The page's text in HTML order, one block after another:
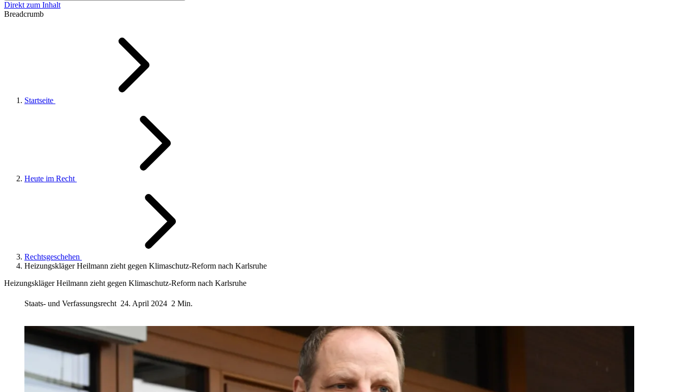
Direkt zum Inhalt
Breadcrumb
Startseite
Heute im Recht
Rechtsgeschehen
Heizungskläger Heilmann zieht gegen Klimaschutz-Reform nach Karlsruhe
Heizungskläger Heilmann zieht gegen Klimaschutz-Reform nach Karlsruhe
Staats- und Verfassungsrecht 24. April 2024 2 Min.